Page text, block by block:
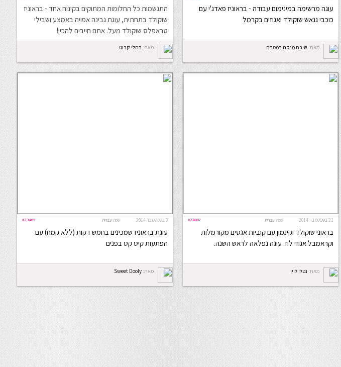
עוגה מרשימה במינימום עבודה - בראוניז פאדג'י עם
כוכבי גנאש שוקולד ואגוזים בקרמל
מאת: שירה מנסה במטבח
התגשמות כל החלומות המתוקים בקינוח אחד - בראוניז
שוקולד בתחתית, עוגת גבינה אפויה באמצע ושבילי
טראפלס שוקולד מעל. אתם חייבים להכין!
מאת: רחלי קרוט
21 בספטמבר 2014 #24087 שפה: עברית
בראוני שוקולד וקינמון עם קוביות אגסים מקורמלות
וקראמבל אגוזי לוז. עוגה נפלאה לראש השנה.
מאת: נטלי לוין
3 בספטמבר 2014 #23465 שפה: עברית
עוגת בראוניז שמכינים בחמש דקות (ללא קמח) עם
הפתעות קיט קט בפנים
מאת: Sweet Dooly